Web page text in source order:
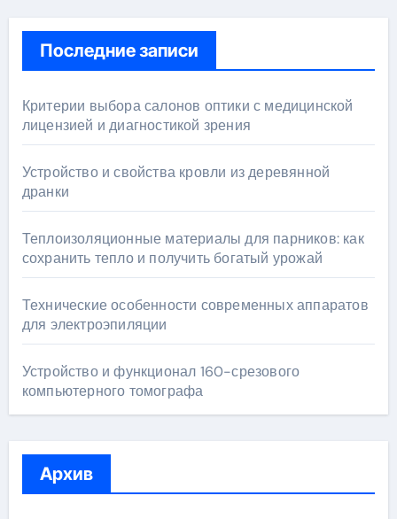
Последние записи
Критерии выбора салонов оптики с медицинской
лицензией и диагностикой зрения
Устройство и свойства кровли из деревянной
дранки
Теплоизоляционные материалы для парников: как
сохранить тепло и получить богатый урожай
Технические особенности современных аппаратов
для электроэпиляции
Устройство и функционал 160-срезового
компьютерного томографа
Архив